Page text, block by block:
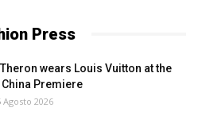
Press
wears Louis Vuitton at the
Premiere
Agosto 2026